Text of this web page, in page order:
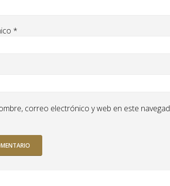
*
correo electrónico y web en este